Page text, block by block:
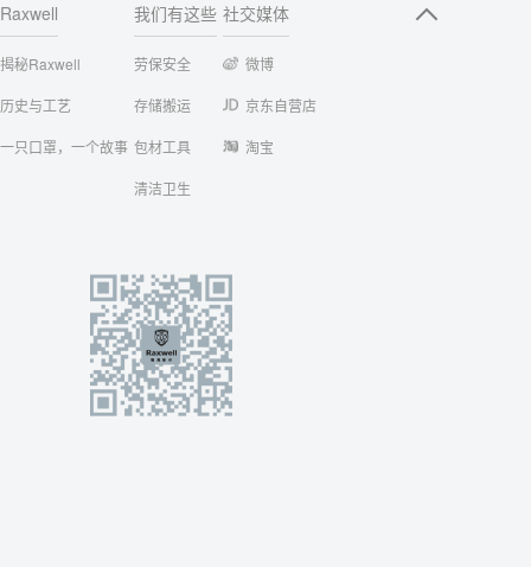
Raxwell
揭秘Raxwell
历史与工艺
一只口罩，一个故事
我们有这些
劳保安全
存储搬运
包材工具
清洁卫生
社交媒体
微博
京东自营店
淘宝